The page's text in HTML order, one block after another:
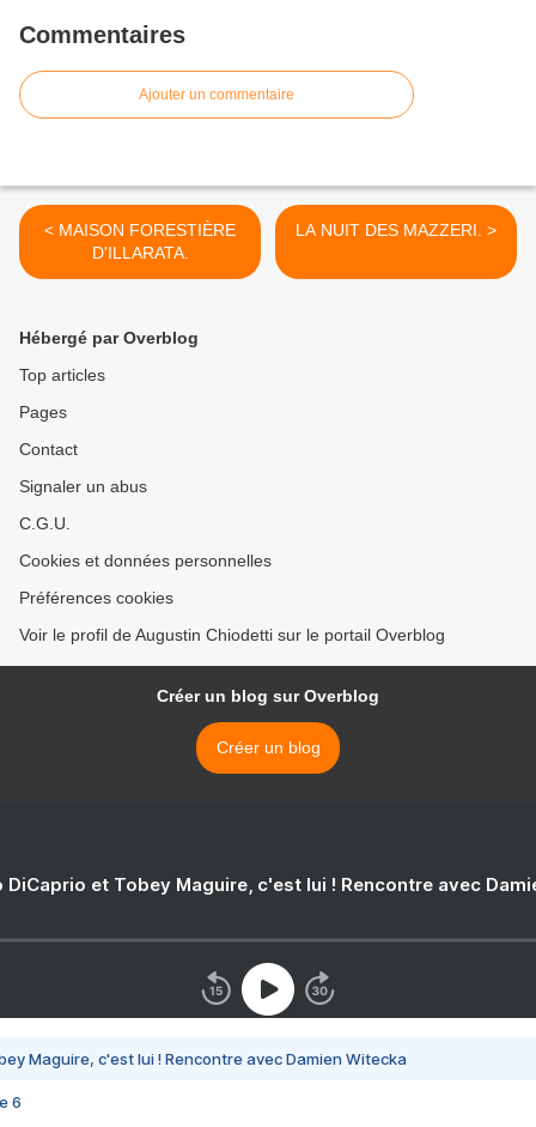
Commentaires
Ajouter un commentaire
< MAISON FORESTIÈRE
D'ILLARATA.
LA NUIT DES MAZZERI. >
Hébergé par Overblog
Top articles
Pages
Contact
Signaler un abus
C.G.U.
Cookies et données personnelles
Préférences cookies
Voir le profil de Augustin Chiodetti sur le portail Overblog
Créer un blog sur Overblog
Créer un blog
DiCaprio et Tobey Maguire, c'est lui ! Rencontre avec
Maguire, c'est lui ! Rencontre avec Damien Witecka
6